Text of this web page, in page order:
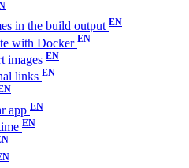
in the build output
with Docker
images
links
app